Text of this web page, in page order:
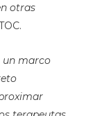
otras
un marco